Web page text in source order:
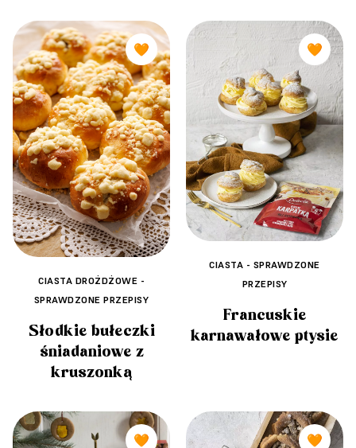
🧡
CIASTA DROŻDŻOWE -
SPRAWDZONE PRZEPISY
Słodkie bułeczki
śniadaniowe z
kruszonką
🧡
CIASTA - SPRAWDZONE
PRZEPISY
Francuskie
karnawałowe ptysie
🧡 🧡